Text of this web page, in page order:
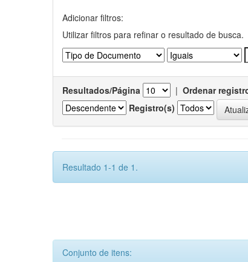
Adicionar filtros:
Utilizar filtros para refinar o resultado de busca.
Resultados/Página | Ordenar
Registro(s)
Resultado 1-1 de 1.
Conjunto de itens: